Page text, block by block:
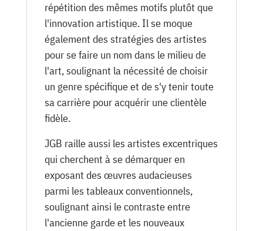
répétition des mêmes motifs plutôt que
l'innovation artistique. Il se moque
également des stratégies des artistes
pour se faire un nom dans le milieu de
l'art, soulignant la nécessité de choisir
un genre spécifique et de s'y tenir toute
sa carrière pour acquérir une clientèle
fidèle.
JGB raille aussi les artistes excentriques
qui cherchent à se démarquer en
exposant des œuvres audacieuses
parmi les tableaux conventionnels,
soulignant ainsi le contraste entre
l'ancienne garde et les nouveaux